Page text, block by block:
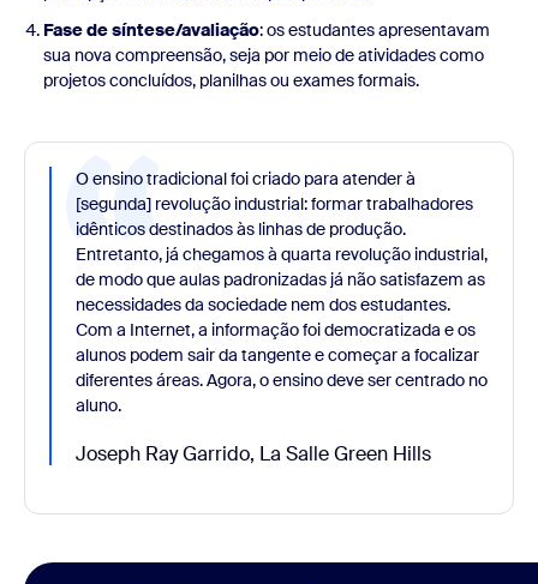
Fase de síntese/avaliação: os estudantes apresentavam
sua nova compreensão, seja por meio de atividades como
projetos concluídos, planilhas ou exames formais.
O ensino tradicional foi criado para atender à
[segunda] revolução industrial: formar trabalhadores
idênticos destinados às linhas de produção.
Entretanto, já chegamos à quarta revolução industrial,
de modo que aulas padronizadas já não satisfazem as
necessidades da sociedade nem dos estudantes.
Com a Internet, a informação foi democratizada e os
alunos podem sair da tangente e começar a focalizar
diferentes áreas. Agora, o ensino deve ser centrado no
aluno.
Joseph Ray Garrido, La Salle Green Hills